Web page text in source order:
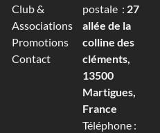
Club &
Associations
Promotions
Contact
postale : 27
allée de la
colline des
cléments,
13500
Martigues,
France
Téléphone :